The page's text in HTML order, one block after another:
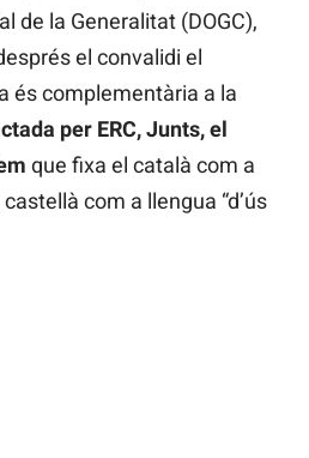
de la Generalitat (DOGC),
el convalidi el
és complementària a la
per ERC, Junts, el
que fixa el català com a
com a llengua “d’ús